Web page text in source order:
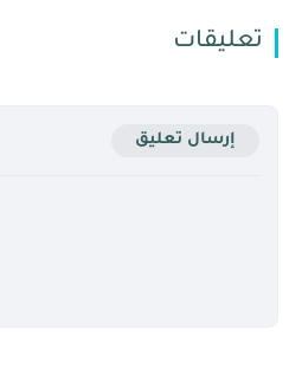
تعليقات
إرسال تعليق